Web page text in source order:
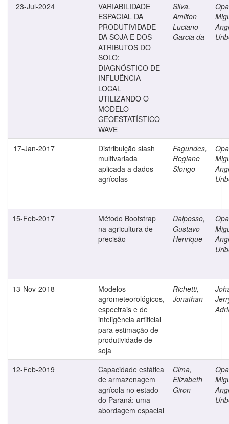
23-Jul-2024
VARIABILIDADE
ESPACIAL DA
PRODUTIVIDADE
DA SOJA E DOS
ATRIBUTOS DO
SOLO:
DIAGNÓSTICO DE
INFLUÊNCIA
LOCAL
UTILIZANDO O
MODELO
GEOESTATÍSTICO
WAVE
Silva,
Amilton
Luciano
Garcia da
17-Jan-2017
Distribuição slash
multivariada
aplicada a dados
agrícolas
Fagundes,
Regiane
Slongo
15-Feb-2017
Método Bootstrap
na agricultura de
precisão
Dalposso,
Gustavo
Henrique
13-Nov-2018
Modelos
agrometeorológicos,
espectrais e de
inteligência artificial
para estimação de
produtividade de
soja
Richetti,
Jonathan
12-Feb-2019
Capacidade estática
de armazenagem
agrícola no estado
do Paraná: uma
abordagem espacial
Cima,
Elizabeth
Giron